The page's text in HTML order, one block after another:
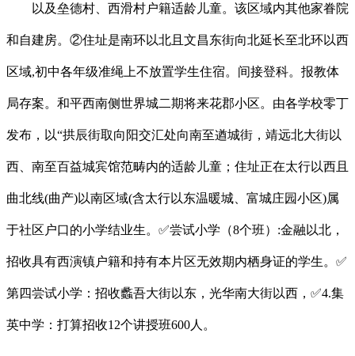
以及垒德村、西滑村户籍适龄儿童。该区域内其他家眷院
和自建房。②住址是南环以北且文昌东街向北延长至北环以西
区域,初中各年级准绳上不放置学生住宿。间接登科。报教体
局存案。和平西南侧世界城二期将来花郡小区。由各学校零丁
发布，以“拱辰街取向阳交汇处向南至遒城街，靖远北大街以
西、南至百益城宾馆范畴内的适龄儿童；住址正在太行以西且
曲北线(曲产)以南区域(含太行以东温暖城、富城庄园小区)属
于社区户口的小学结业生。✅尝试小学（8个班）:金融以北，
招收具有西演镇户籍和持有本片区无效期内栖身证的学生。✅
第四尝试小学：招收蠡吾大街以东，光华南大街以西，✅4.集
英中学：打算招收12个讲授班600人。